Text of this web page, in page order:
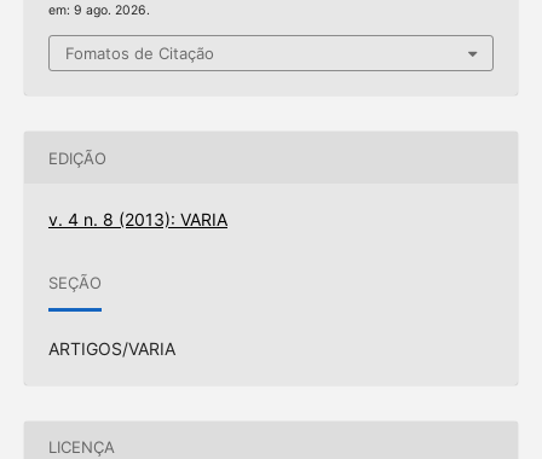
em: 9 ago. 2026.
Fomatos de Citação
EDIÇÃO
v. 4 n. 8 (2013): VARIA
SEÇÃO
ARTIGOS/VARIA
LICENÇA